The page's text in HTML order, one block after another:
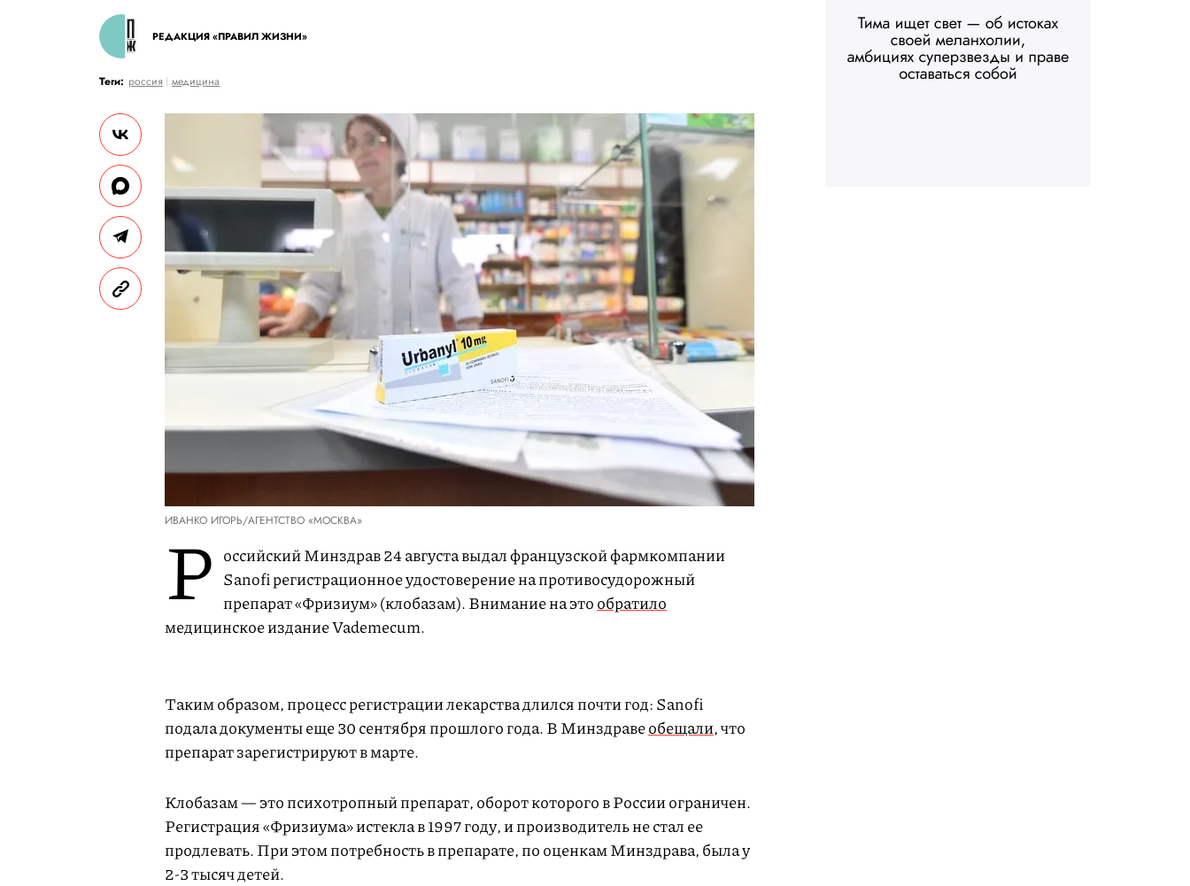
РЕДАКЦИЯ «ПРАВИЛ ЖИЗНИ»
Теги: россия медицина
ИВАНКО ИГОРЬ/АГЕНТСТВО «МОСКВА»
Р оссийский Минздрав 24 августа выдал французской фармкомпании
Sanofi регистрационное удостоверение на противосудорожный
препарат «Фризиум» (клобазам). Внимание на этообратило
медицинское издание Vademecum.
Таким образом, процесс регистрации лекарства длился почти год: Sanofi
подала документы еще 30 сентября прошлого года. В Минздравеобещали, что
препарат зарегистрируют в марте.
Клобазам — это психотропный препарат, оборот которого в России ограничен.
Регистрация «Фризиума» истекла в 1997 году, и производитель не стал ее
продлевать. При этом потребность в препарате, по оценкам Минздрава, была у
2-3 тысяч детей.